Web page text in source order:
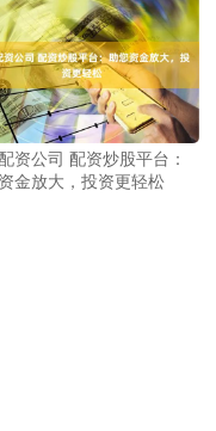
资公司 配资炒股平台：
金放大，投资更轻松